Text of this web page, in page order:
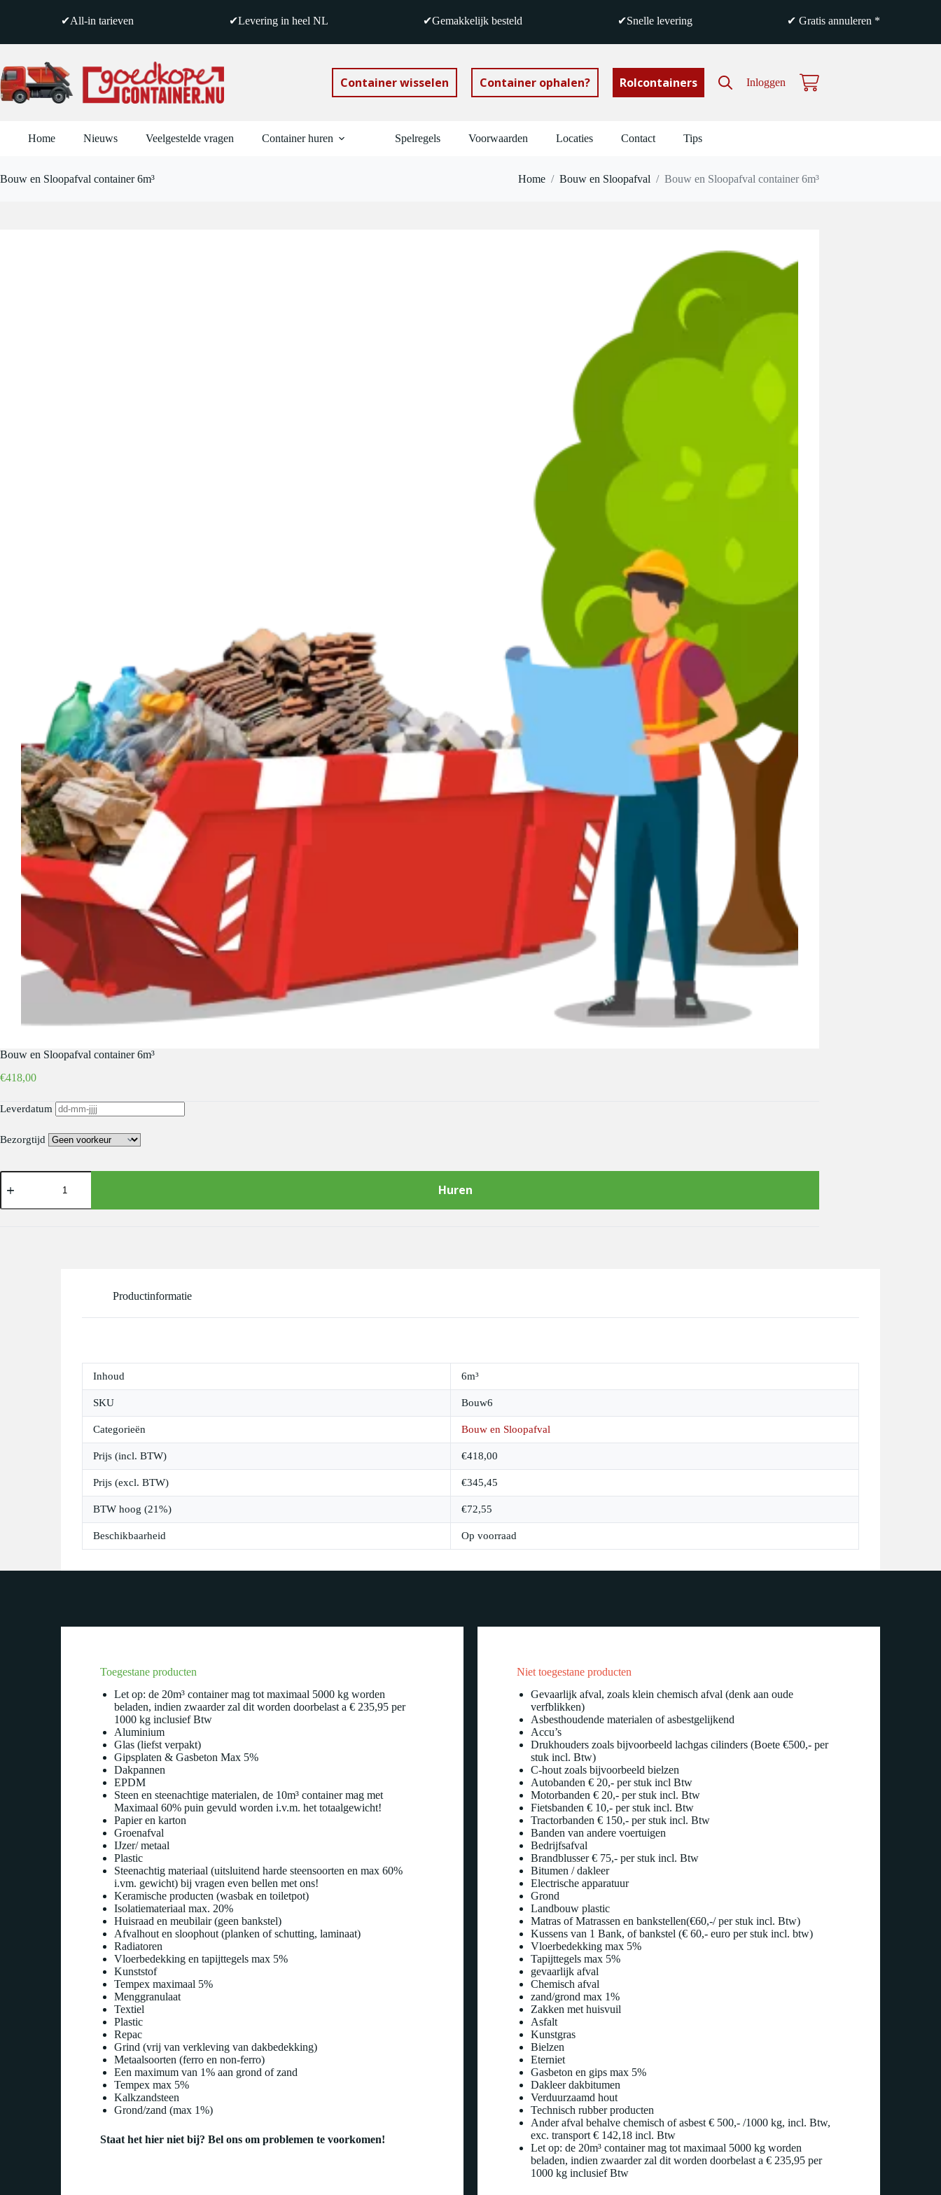
inhoud
✔All-in tarieven ✔Levering in heel NL ✔Gemakkelijk besteld ✔Snelle levering ✔ Gratis annuleren *
Container wisselen Container ophalen? Rolcontainers Inloggen Winkelwagen
Home Nieuws Veelgestelde vragen Container huren Spelregels Voorwaarden Locaties Contact Tips
Bouw en Sloopafval container 6m³ Home / Bouw en Sloopafval / Bouw en Sloopafval container 6m³
Bouw en Sloopafval container 6m³
€418,00
Leverdatum
Bezorgtijd
Bouw
en
container
Huren
Productinformatie
Inhoud 6m³
SKU Bouw6
Categorieën Bouw en Sloopafval
Prijs (incl. BTW) €418,00
Prijs (excl. BTW) €345,45
BTW hoog (21%) €72,55
Beschikbaarheid Op voorraad
Toegestane producten
Let op: de 20m³ container mag tot maximaal 5000 kg worden
beladen, indien zwaarder zal dit worden doorbelast a € 235,95 per
1000 kg inclusief Btw
Aluminium
Glas (liefst verpakt)
Gipsplaten & Gasbeton Max 5%
Dakpannen
EPDM
Steen en steenachtige materialen, de 10m³ container mag met
Maximaal 60% puin gevuld worden i.v.m. het totaalgewicht!
Papier en karton
Groenafval
IJzer/ metaal
Plastic
Steenachtig materiaal (uitsluitend harde steensoorten en max 60%
i.vm. gewicht) bij vragen even bellen met ons!
Keramische producten (wasbak en toiletpot)
Isolatiemateriaal max. 20%
Huisraad en meubilair (geen bankstel)
Afvalhout en sloophout (planken of schutting, laminaat)
Radiatoren
Vloerbedekking en tapijttegels max 5%
Kunststof
Tempex maximaal 5%
Menggranulaat
Textiel
Plastic
Repac
Grind (vrij van verkleving van dakbedekking)
Metaalsoorten (ferro en non-ferro)
Een maximum van 1% aan grond of zand
Tempex max 5%
Kalkzandsteen
Grond/zand (max 1%)
Staat het hier niet bij? Bel ons om problemen te voorkomen!
Niet toegestane producten
Gevaarlijk afval, zoals klein chemisch afval (denk aan oude
verfblikken)
Asbesthoudende materialen of asbestgelijkend
Accu’s
Drukhouders zoals bijvoorbeeld lachgas cilinders (Boete €500,- per
stuk incl. Btw)
C-hout zoals bijvoorbeeld bielzen
Autobanden € 20,- per stuk incl Btw
Motorbanden € 20,- per stuk incl. Btw
Fietsbanden € 10,- per stuk incl. Btw
Tractorbanden € 150,- per stuk incl. Btw
Banden van andere voertuigen
Bedrijfsafval
Brandblusser € 75,- per stuk incl. Btw
Bitumen / dakleer
Electrische apparatuur
Grond
Landbouw plastic
Matras of Matrassen en bankstellen(€60,-/ per stuk incl. Btw)
Kussens van 1 Bank, of bankstel (€ 60,- euro per stuk incl. btw)
Vloerbedekking max 5%
Tapijttegels max 5%
gevaarlijk afval
Chemisch afval
zand/grond max 1%
Zakken met huisvuil
Asfalt
Kunstgras
Bielzen
Eterniet
Gasbeton en gips max 5%
Dakleer dakbitumen
Verduurzaamd hout
Technisch rubber producten
Ander afval behalve chemisch of asbest € 500,- /1000 kg, incl. Btw,
exc. transport € 142,18 incl. Btw
Let op: de 20m³ container mag tot maximaal 5000 kg worden
beladen, indien zwaarder zal dit worden doorbelast a € 235,95 per
1000 kg inclusief Btw